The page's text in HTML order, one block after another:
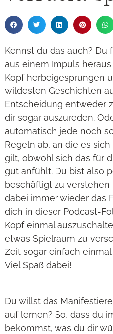
Kennst du das auch? Du
aus einem Impuls
Kopf herbeigesprungen
wildesten Geschichten
Entscheidung entweder
dir sogar auszureden.
automatisch jede noch
Regeln ab, an die es
gilt, obwohl sich das für
gut anfühlt. Du bist also
beschäftigt zu
dabei immer wieder das
dich in dieser Podcast-
Kopf einmal
etwas Spielraum zu
Zeit sogar einfach
Viel Spaß dabei!
Du willst das
auf lernen? So, dass du
bekommst, was du dir